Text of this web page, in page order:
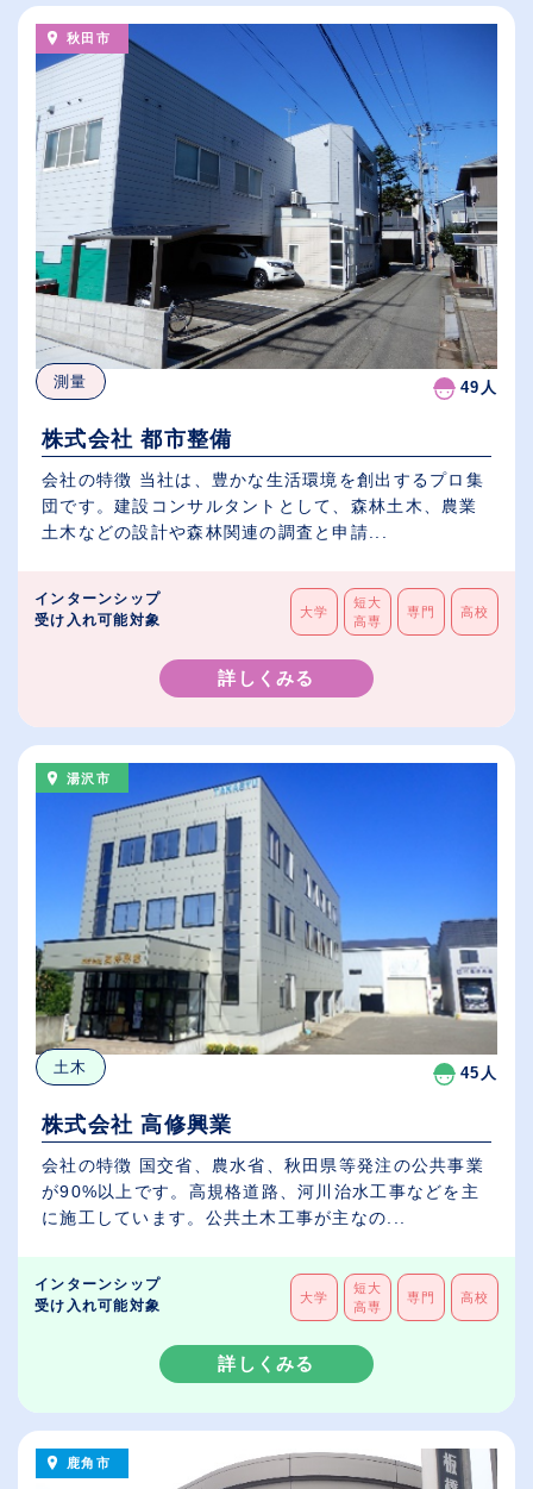
秋田市
測量 49人
株式会社 都市整備
会社の特徴 当社は、豊かな生活環境を創出するプロ集
団です。建設コンサルタントとして、森林土木、農業
土木などの設計や森林関連の調査と申請...
インターンシップ
受け入れ可能対象
大学
短大
高専
専門 高校
詳しくみる
湯沢市
土木 45人
株式会社 高修興業
会社の特徴 国交省、農水省、秋田県等発注の公共事業
が90%以上です。高規格道路、河川治水工事などを主
に施工しています。公共土木工事が主なの...
インターンシップ
受け入れ可能対象
大学
短大
高専
専門 高校
詳しくみる
鹿角市